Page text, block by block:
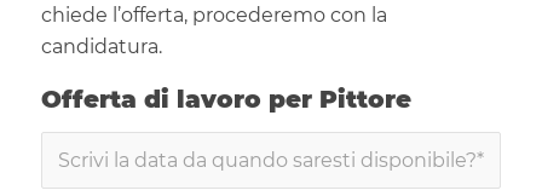
chiede l’offerta, procederemo con la
candidatura.
Offerta di lavoro per Pittore